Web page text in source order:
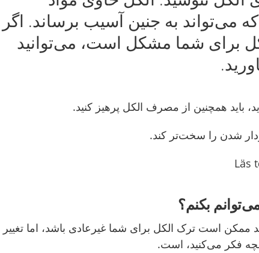
به جنین آسیب برساند. اگر
برای شما مشکل است، می‌‌توانید
باید همچنین از مصرف الکل پرهیز کنید.
شدن را سخت‌‌تر کند.
بکنم؟
ممکن است ترک الکل برای شما غیرعادی باشد، اما تغییر
فکر می‌‌کنید، است.